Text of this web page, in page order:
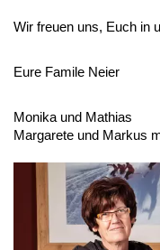
Wir freuen uns, Euch in
Eure Famile Neier
Monika und Mathias
Margarete und Markus